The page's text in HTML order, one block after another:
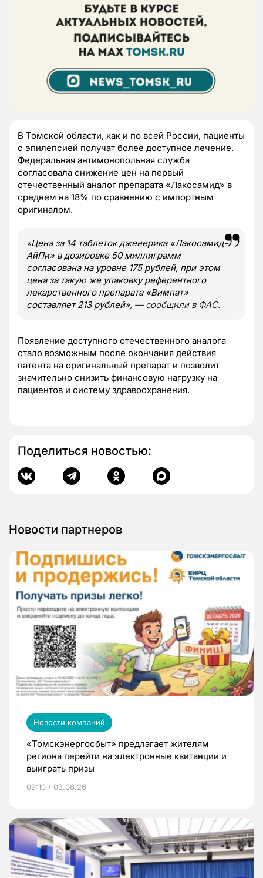
В Томской области, как и по всей России, пациенты
с эпилепсией получат более доступное лечение.
Федеральная антимонопольная служба
согласовала снижение цен на первый
отечественный аналог препарата «Лакосамид» в
среднем на 18% по сравнению с импортным
оригиналом.
«Цена за 14 таблеток дженерика «Лакосамид-
АйПи» в дозировке 50 миллиграмм
согласована на уровне 175 рублей, при этом
цена за такую же упаковку референтного
лекарственного препарата «Вимпат»
составляет 213 рублей», — сообщили в ФАС.
Появление доступного отечественного аналога
стало возможным после окончания действия
патента на оригинальный препарат и позволит
значительно снизить финансовую нагрузку на
пациентов и систему здравоохранения.
Поделиться новостью:
Новости партнеров
Новости компаний
«Томскэнергосбыт» предлагает жителям
региона перейти на электронные квитанции и
выиграть призы
09:10 / 03.08.26